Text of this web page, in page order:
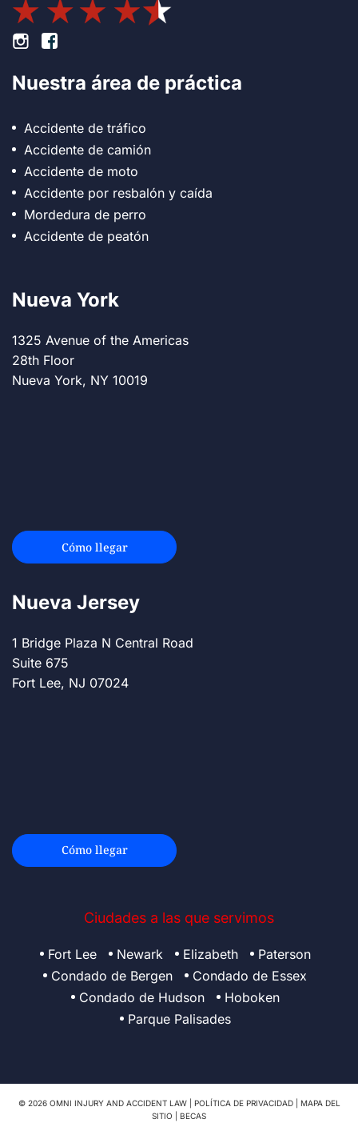
Pie de página Instagram
Pie de página Facebook
Nuestra área de práctica
Accidente de tráfico
Accidente de camión
Accidente de moto
Accidente por resbalón y caída
Mordedura de perro
Accidente de peatón
Nueva York
1325 Avenue of the Americas
28th Floor
Nueva York, NY 10019
Cómo llegar
Nueva Jersey
1 Bridge Plaza N Central Road
Suite 675
Fort Lee, NJ 07024
Cómo llegar
Ciudades a las que servimos
Fort Lee Newark Elizabeth
Paterson
Condado de Bergen
Condado de Essex
Condado de Hudson
Hoboken
Parque Palisades
© 2026 OMNI INJURY AND ACCIDENT LAW | POLÍTICA DE PRIVACIDAD| MAPA DEL
SITIO
BECAS